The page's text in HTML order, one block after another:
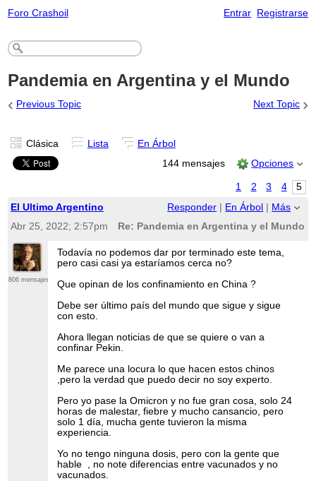
Foro Crashoil Entrar Registrarse
Pandemia en Argentina y el Mundo
‹ Previous Topic Next Topic ›
Clásica Lista
En Árbol
144 mensajes
Opciones
1 2 3 4
5
El Ultimo Argentino
Responder En Árbol
Más
Abr 25, 2022; 2:57pm
Re: Pandemia en Argentina y el Mundo
806 mensajes
Todavía no podemos dar por terminado este tema,
pero casi casi ya estaríamos cerca no?
Que opinan de los confinamiento en China ?
Debe ser último país del mundo que sigue y sigue
con esto.
Ahora llegan noticias de que se quiere o van a
confinar Pekin.
Me parece una locura lo que hacen estos chinos
,pero la verdad que puedo decir no soy experto.
Pero yo pase la Omicron y no fue gran cosa, solo 24
horas de malestar, fiebre y mucho cansancio, pero
solo 1 día, mucha gente tuvieron la misma
experiencia.
Yo no tengo ninguna dosis, pero con la gente que
hable , no note diferencias entre vacunados y no
vacunados.